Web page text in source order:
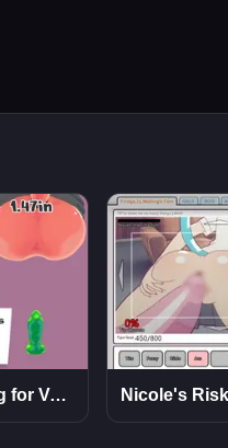
Hjelp! Jeg må strekke meg for Valentinsdagen